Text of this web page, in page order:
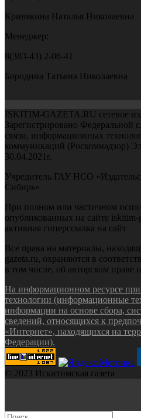
Кривякина Наталья Николаевна
Менеджер:
8(383-43) 2-06-41
Бородина Татьяна Николаевна
ISKITIM-GAZETA.RU сетевое
Зарегистрировано Федеральной
связи, информационных
коммуникаций (Роскомнадзор)
30.04.2021г.
Учредитель ГАУ НСО
Сибирь»
При полном или частичном
опубликованных на сайте iskitim-
активная гиперссылка на сайт
Все права на материалы,
gazeta.ru, охраняются в
в том числе, об авторском праве
На информационном ресурсе
технологии (информационные
информации на основе сбора,
сведений, относящихся к
«Интернет», находящихся на
Федерации).
© 2023 Искитимская газета